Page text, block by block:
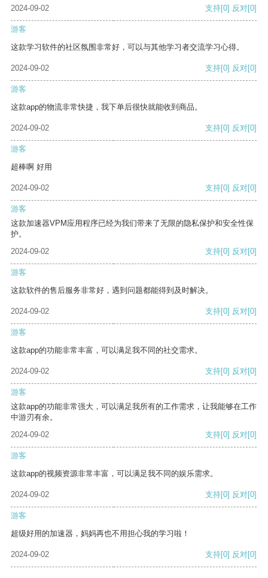
2024-09-02
支持[0] 反对[0]
游客
这款学习软件的社区氛围非常好，可以与其他学习者交流学习心得。
2024-09-02 支持[0] 反对[0]
游客
这款app的物流非常快捷，我下单后很快就能收到商品。
2024-09-02 支持[0] 反对[0]
游客
超棒啊 好用
2024-09-02 支持[0] 反对[0]
游客
这款加速器VPM应用程序已经为我们带来了无限的隐私保护和安全性保
护。
2024-09-02
支持[0] 反对[0]
游客
这款软件的售后服务非常好，遇到问题都能得到及时解决。
2024-09-02 支持[0] 反对[0]
游客
这款app的功能非常丰富，可以满足我不同的社交需求。
2024-09-02 支持[0] 反对[0]
游客
这款app的功能非常强大，可以满足我所有的工作需求，让我能够在工作
中游刃有余。
2024-09-02
支持[0] 反对[0]
游客
这款app的视频资源非常丰富，可以满足我不同的娱乐需求。
2024-09-02 支持[0] 反对[0]
游客
超级好用的加速器，妈妈再也不用担心我的学习啦！
2024-09-02 支持[0] 反对[0]